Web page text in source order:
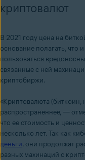
криптовалют
В 2021 году цена на
основание полагать, что
пользоваться
связанные с ней
криптобиржи.
«Криптовалюта (биткоин,
распространеннее, —
что ее стоимость и
несколько лет. Так как
деньги, они продолжат
разных махинаций с